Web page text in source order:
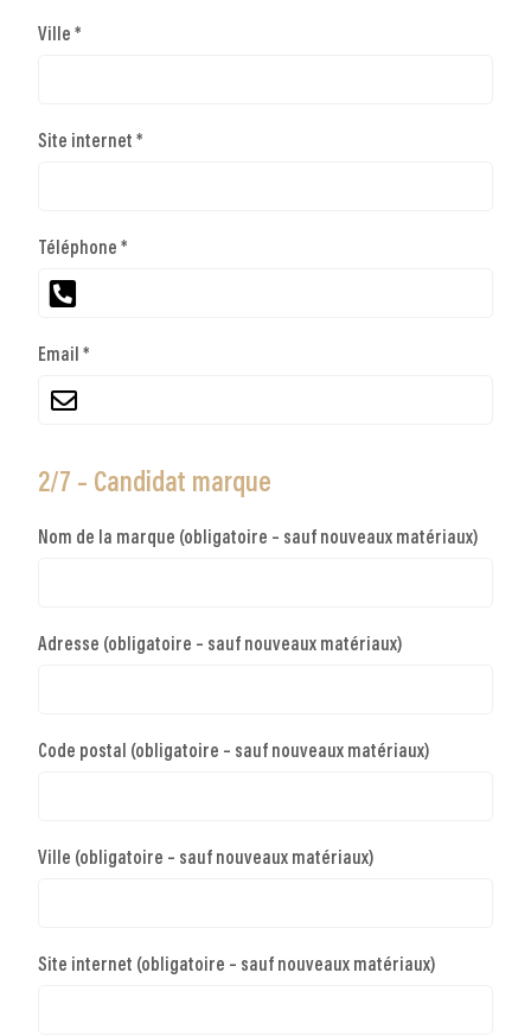
Ville *
Site internet *
Téléphone *
Email *
2/7 – Candidat marque
Nom de la marque (obligatoire – sauf nouveaux matériaux)
Adresse (obligatoire – sauf nouveaux matériaux)
Code postal (obligatoire – sauf nouveaux matériaux)
Ville (obligatoire – sauf nouveaux matériaux)
Site internet (obligatoire – sauf nouveaux matériaux)